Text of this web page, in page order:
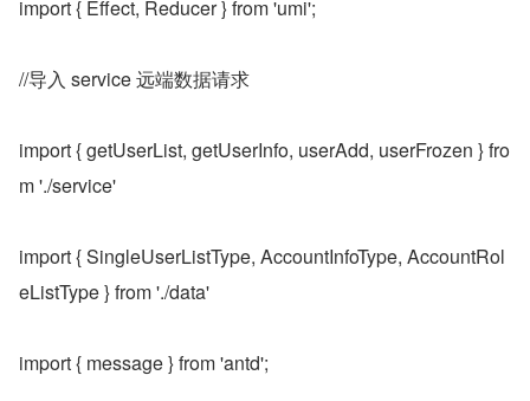
import { Effect, Reducer } from 'umi';
//导入 service 远端数据请求
import { getUserList, getUserInfo, userAdd, userFrozen } fro
m './service'
import { SingleUserListType, AccountInfoType, AccountRol
eListType } from './data'
import { message } from 'antd';